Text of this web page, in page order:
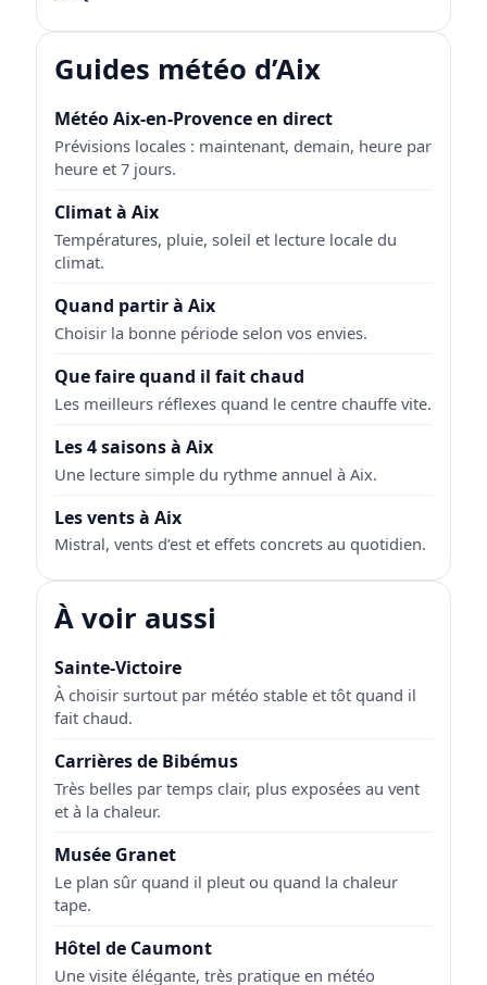
Guides météo d’Aix
Météo Aix-en-Provence en direct
Prévisions locales : maintenant, demain, heure par
heure et 7 jours.
Climat à Aix
Températures, pluie, soleil et lecture locale du
climat.
Quand partir à Aix
Choisir la bonne période selon vos envies.
Que faire quand il fait chaud
Les meilleurs réflexes quand le centre chauffe vite.
Les 4 saisons à Aix
Une lecture simple du rythme annuel à Aix.
Les vents à Aix
Mistral, vents d’est et effets concrets au quotidien.
À voir aussi
Sainte-Victoire
À choisir surtout par météo stable et tôt quand il
fait chaud.
Carrières de Bibémus
Très belles par temps clair, plus exposées au vent
et à la chaleur.
Musée Granet
Le plan sûr quand il pleut ou quand la chaleur
tape.
Hôtel de Caumont
Une visite élégante, très pratique en météo